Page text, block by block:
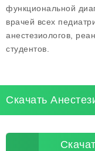
функциональной
врачей всех
анестезиологов,
студентов.
Скачать